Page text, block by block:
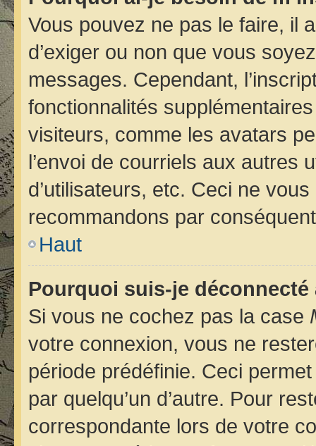
Vous pouvez ne pas le faire, il
d’exiger ou non que vous
messages. Cependant,
fonctionnalités
visiteurs, comme les avatars
l’envoi de courriels aux autres
d’utilisateurs, etc. Ceci ne
recommandons par
Haut
Pourquoi suis-je
Si vous ne cochez pas la case
votre connexion, vous ne
période prédéfinie. Ceci
par quelqu’un d’autre. Pour
correspondante lors de votre